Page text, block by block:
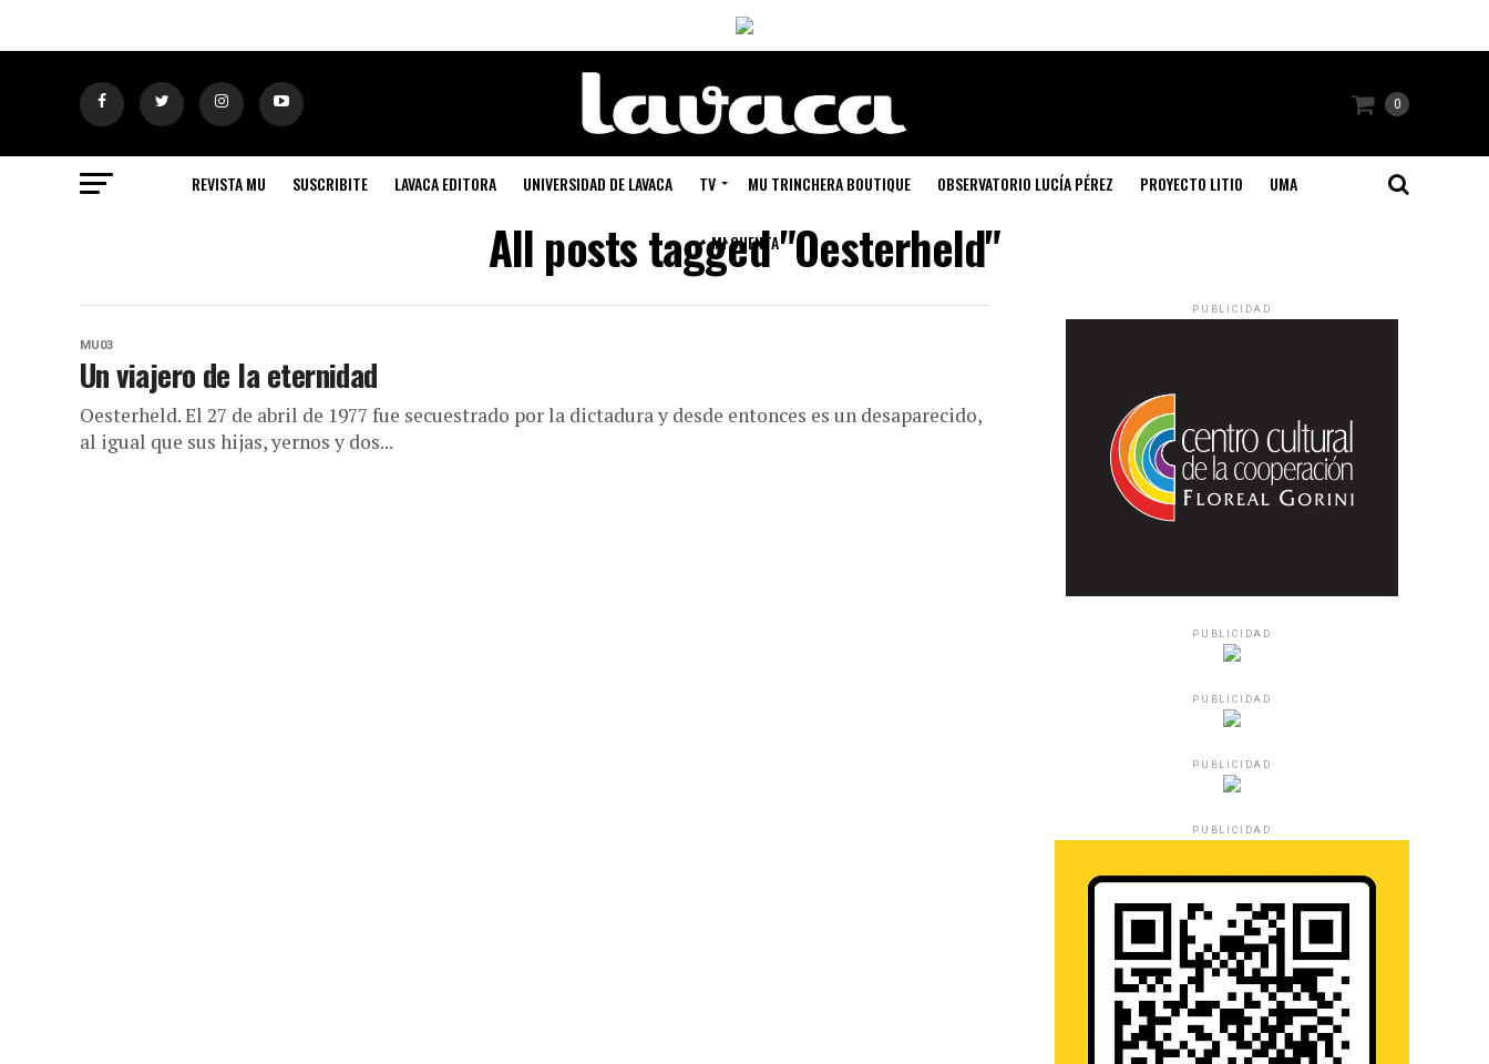
0
REVISTA MU SUSCRIBITE LAVACA EDITORA UNIVERSIDAD DE LAVACA TV MU TRINCHERA BOUTIQUE OBSERVATORIO LUCÍA PÉREZ PROYECTO LITIO UMA
MI CUENTA
All posts tagged "Oesterheld"
MU03
Un viajero de la eternidad
Oesterheld. El 27 de abril de 1977 fue secuestrado por la dictadura y desde entonces es un desaparecido,
al igual que sus hijas, yernos y dos...
PUBLICIDAD
PUBLICIDAD
PUBLICIDAD
PUBLICIDAD
PUBLICIDAD